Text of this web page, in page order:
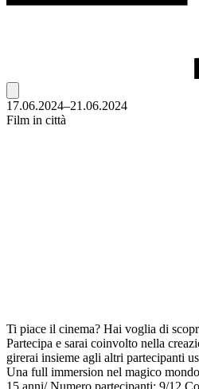
17.06.2024–21.06.2024
Film in città
Ti piace il cinema? Hai voglia di
Partecipa e sarai coinvolto nella
girerai insieme agli altri partecipanti
Una full immersion nel magico